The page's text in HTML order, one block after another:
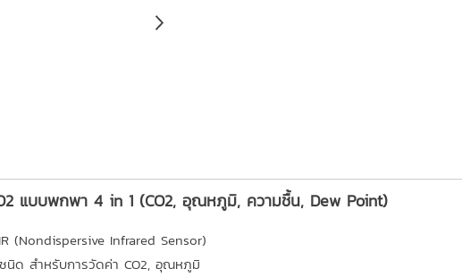
แบบพกพา 4 in 1 (CO2, อุณหภูมิ, ความชื้น, Dew Point)
(Nondispersive Infrared Sensor)
นิด สำหรับการวัดค่า CO2, อุณหภูมิ